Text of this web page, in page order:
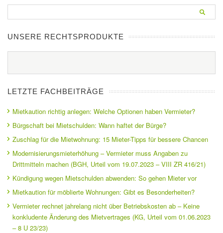
UNSERE RECHTSPRODUKTE
LETZTE FACHBEITRÄGE
Mietkaution richtig anlegen: Welche Optionen haben Vermieter?
Bürgschaft bei Mietschulden: Wann haftet der Bürge?
Zuschlag für die Mietwohnung: 15 Mieter-Tipps für bessere Chancen
Modernisierungsmieterhöhung – Vermieter muss Angaben zu
Drittmitteln machen (BGH, Urteil vom 19.07.2023 – VIII ZR 416/21)
Kündigung wegen Mietschulden abwenden: So gehen Mieter vor
Mietkaution für möblierte Wohnungen: Gibt es Besonderheiten?
Vermieter rechnet jahrelang nicht über Betriebskosten ab – Keine
konkludente Änderung des Mietvertrages (KG, Urteil vom 01.06.2023
– 8 U 23/23)